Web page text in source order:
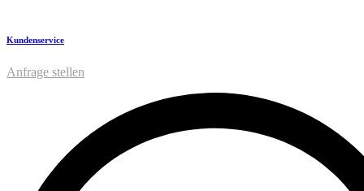
Kundenservice
Anfrage stellen